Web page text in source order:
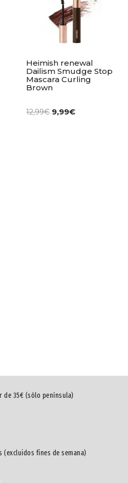
Heimish renewal
Dailism Smudge Stop
Mascara Curling
Brown
12,99€ 9,99€
de 35€ (sólo península)
(excluidos fines de semana)